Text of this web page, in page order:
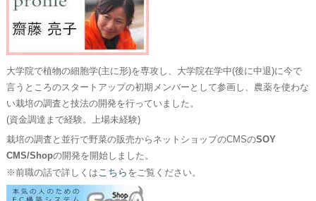
大学院で植物の細胞学(主に形)を専攻し、大学院在学中(後に中退)に今で
言うところのスタートアップの初期メンバーとして参画し、農薬を使わな
い栽培の調査と技法の開発を行っていました。
(資金調達まで経験。上場未経験)
栽培の調査と並行で野菜の販売からネットショップのCMSのSOY
CMS/Shopの開発を開始しました。
※前職の話で詳しくは こちら をご覧ください。